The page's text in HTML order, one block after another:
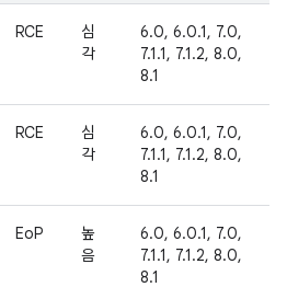
RCE
심
각
6.0, 6.0.1, 7.0,
7.1.1, 7.1.2, 8.0,
8.1
RCE
심
각
6.0, 6.0.1, 7.0,
7.1.1, 7.1.2, 8.0,
8.1
EoP
높
음
6.0, 6.0.1, 7.0,
7.1.1, 7.1.2, 8.0,
8.1